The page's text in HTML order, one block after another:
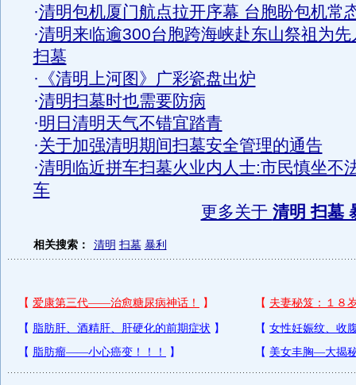
·清明包机厦门航点拉开序幕 台胞盼包机常
·清明来临逾300台胞跨海峡赴东山祭祖为先
扫墓
· 《清明上河图》广彩瓷盘出炉
·清明扫墓时也需要防病
·明日清明天气不错宜踏青
·关于加强清明期间扫墓安全管理的通告
·清明临近拼车扫墓火业内人士:市民慎坐不
车
更多关于 清明 扫墓
相关搜索： 清明 扫墓 暴利